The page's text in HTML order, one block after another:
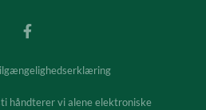
håndterer vi alene elektroniske